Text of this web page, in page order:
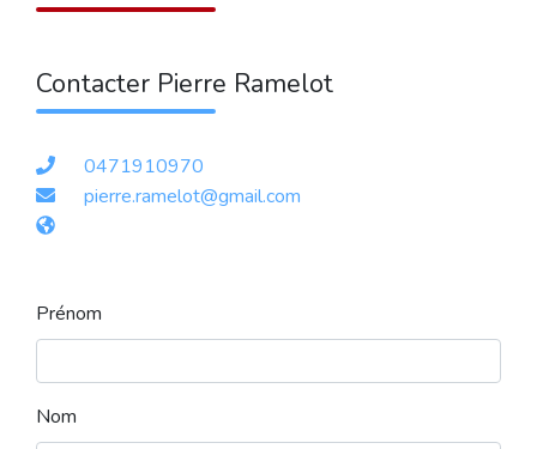
Contacter Pierre Ramelot
0471910970
pierre.ramelot@gmail.com
Prénom
Nom